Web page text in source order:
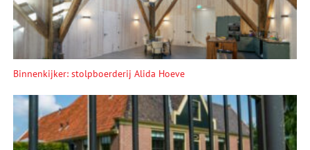
Binnenkijker: stolpboerderij Alida Hoeve